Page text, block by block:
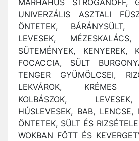
UNIVERZÁLIS ASZTALI
ÖNTETEK, BÁRÁNYSÜLT,
LEVESEK,
SÜTEMÉNYEK, KENYEREK,
FOCACCIA, SÜLT
TENGER GYÜMÖLCSEI,
LEKVÁROK, KRÉMES
KOLBÁSZOK,
HÚSLEVESEK, BAB, LENCSE,
ÖNTETEK, SÜLT ÉS
WOKBAN FŐTT ÉS